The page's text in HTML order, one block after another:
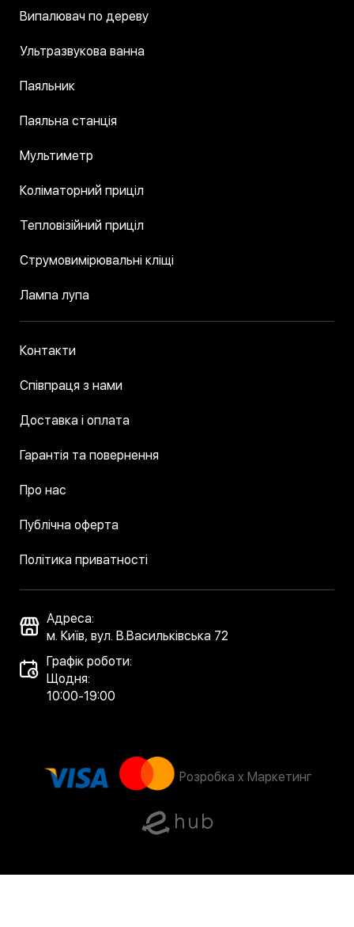
Випалювач по дереву
Ультразвукова ванна
Паяльник
Паяльна станція
Мультиметр
Коліматорний приціл
Тепловізійний приціл
Струмовимірювальні кліщі
Лампа лупа
Контакти
Співпраця з нами
Доставка і оплата
Гарантія та повернення
Про нас
Публічна оферта
Політика приватності
Адреса:
м. Київ, вул. В.Васильківська 72
Графік роботи:
Щодня:
10:00-19:00
Розробка x Маркетинг